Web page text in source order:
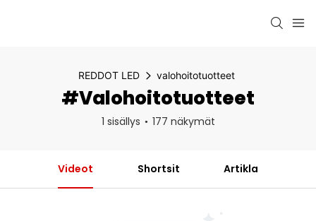
REDDOT LED valohoitotuotteet
#valohoitotuotteet
1 sisällys 177 näkymät
Videot Shortsit Artikla